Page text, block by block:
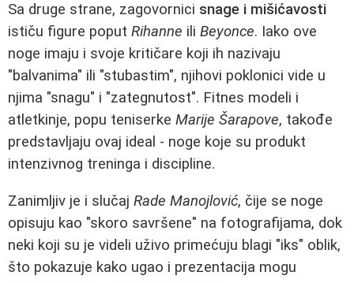
Sa druge strane, zagovornici snage i mišićavosti
ističu figure poput Rihanne ili Beyonce. Iako ove
noge imaju i svoje kritičare koji ih nazivaju
"balvanima" ili "stubastim", njihovi poklonici vide u
njima "snagu" i "zategnutost". Fitnes modeli i
atletkinje, popu teniserke Marije Šarapove, takođe
predstavljaju ovaj ideal - noge koje su produkt
intenzivnog treninga i discipline.
Zanimljiv je i slučaj Rade Manojlović, čije se noge
opisuju kao "skoro savršene" na fotografijama, dok
neki koji su je videli uživo primećuju blagi "iks" oblik,
što pokazuje kako ugao i prezentacija mogu